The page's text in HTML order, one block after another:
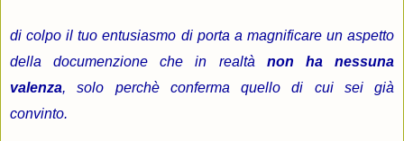
di colpo il tuo entusiasmo di porta a magnificare un aspetto
della documenzione che in realtà non ha nessuna
valenza, solo perchè conferma quello di cui sei già
convinto.